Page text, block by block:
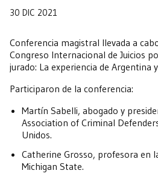
30 DIC 2021
Conferencia magistral llevada a
Congreso Internacional de Juicios
jurado: La experiencia de Argentina
Participaron de la conferencia:
Martín Sabelli, abogado y
Association of Criminal
Unidos.
Catherine Grosso, profesora en
Michigan State.